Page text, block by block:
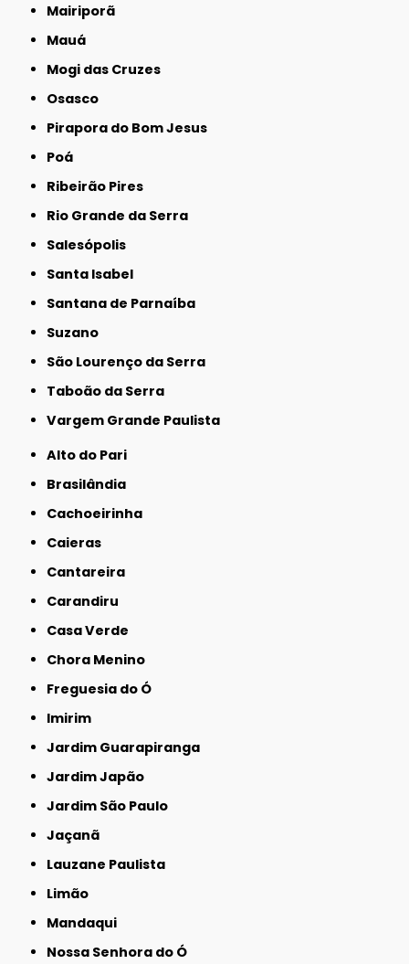
Mairiporã
Mauá
Mogi das Cruzes
Osasco
Pirapora do Bom Jesus
Poá
Ribeirão Pires
Rio Grande da Serra
Salesópolis
Santa Isabel
Santana de Parnaíba
Suzano
São Lourenço da Serra
Taboão da Serra
Vargem Grande Paulista
Alto do Pari
Brasilândia
Cachoeirinha
Caieras
Cantareira
Carandiru
Casa Verde
Chora Menino
Freguesia do Ó
Imirim
Jardim Guarapiranga
Jardim Japão
Jardim São Paulo
Jaçanã
Lauzane Paulista
Limão
Mandaqui
Nossa Senhora do Ó